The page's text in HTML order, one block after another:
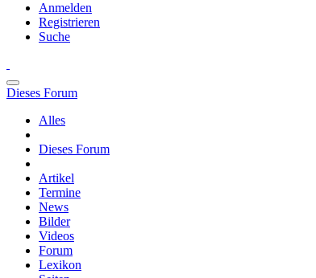
Anmelden
Registrieren
Suche
Dieses Forum
Alles
Dieses Forum
Artikel
Termine
News
Bilder
Videos
Forum
Lexikon